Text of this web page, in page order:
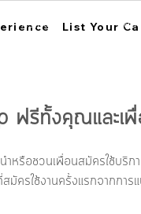
List Your
การใช้งาน สถ
ฟรีทั้งคุณและเ
หรือชวนเพื่อนสมัครใช้บริ
มัครใช้งานครั้งแรกจากกา